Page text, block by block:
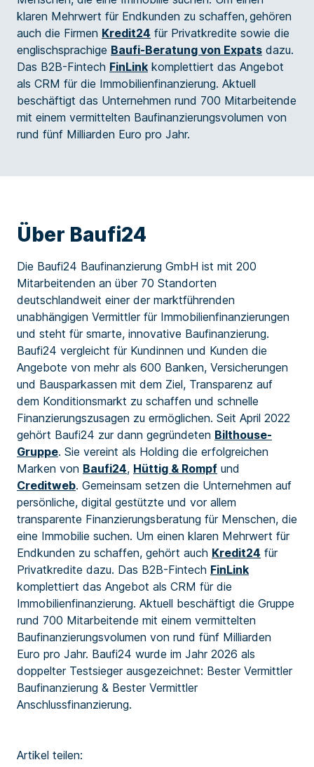
klaren Mehrwert für Endkunden zu schaffen, gehören
auch die Firmen Kredit24 für Privatkredite sowie die
englischsprachige Baufi-Beratung von Expats dazu.
Das B2B-Fintech FinLink komplettiert das Angebot
als CRM für die Immobilienfinanzierung. Aktuell
beschäftigt das Unternehmen rund 700 Mitarbeitende
mit einem vermittelten Baufinanzierungsvolumen von
rund fünf Milliarden Euro pro Jahr.
Über Baufi24
Die Baufi24 Baufinanzierung GmbH ist mit 200
Mitarbeitenden an über 70 Standorten
deutschlandweit einer der marktführenden
unabhängigen Vermittler für Immobilienfinanzierungen
und steht für smarte, innovative Baufinanzierung.
Baufi24 vergleicht für Kundinnen und Kunden die
Angebote von mehr als 600 Banken, Versicherungen
und Bausparkassen mit dem Ziel, Transparenz auf
dem Konditionsmarkt zu schaffen und schnelle
Finanzierungszusagen zu ermöglichen. Seit April 2022
gehört Baufi24 zur dann gegründeten Bilthouse-
Gruppe. Sie vereint als Holding die erfolgreichen
Marken von Baufi24, Hüttig & Rompf und
Creditweb. Gemeinsam setzen die Unternehmen auf
persönliche, digital gestützte und vor allem
transparente Finanzierungsberatung für Menschen, die
eine Immobilie suchen. Um einen klaren Mehrwert für
Endkunden zu schaffen, gehört auch Kredit24 für
Privatkredite dazu. Das B2B-Fintech FinLink
komplettiert das Angebot als CRM für die
Immobilienfinanzierung. Aktuell beschäftigt die Gruppe
rund 700 Mitarbeitende mit einem vermittelten
Baufinanzierungsvolumen von rund fünf Milliarden
Euro pro Jahr. Baufi24 wurde im Jahr 2026 als
doppelter Testsieger ausgezeichnet: Bester Vermittler
Baufinanzierung & Bester Vermittler
Anschlussfinanzierung.
Artikel teilen: